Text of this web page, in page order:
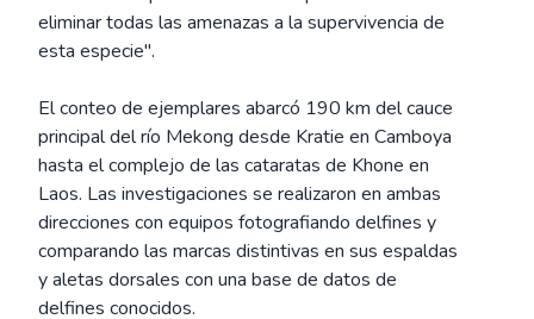
eliminar todas las amenazas a la supervivencia de
esta especie".
El conteo de ejemplares abarcó 190 km del cauce
principal del río Mekong desde Kratie en Camboya
hasta el complejo de las cataratas de Khone en
Laos. Las investigaciones se realizaron en ambas
direcciones con equipos fotografiando delfines y
comparando las marcas distintivas en sus espaldas
y aletas dorsales con una base de datos de
delfines conocidos.